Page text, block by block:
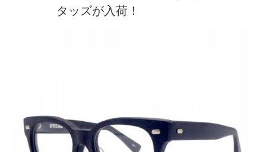
タッズが入荷！